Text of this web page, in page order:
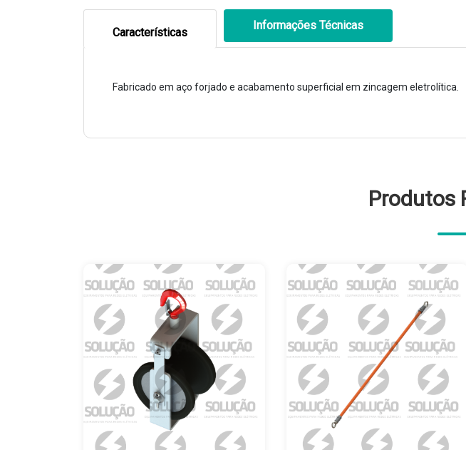
Características
Informações Técnicas
Fabricado em aço forjado e acabamento superficial em zincagem eletrolítica.
Produtos